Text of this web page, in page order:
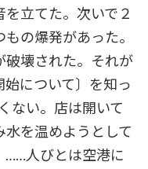
立てた。次いで２
の爆発があった。
破壊された。それが
について〕を知っ
ない。店は開いて
を温めようとして
……人びとは空港に